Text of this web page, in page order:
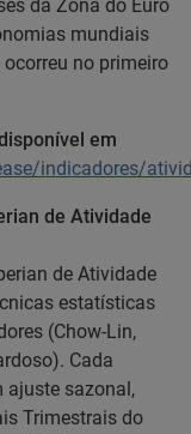
da Zona do Euro
mundiais
ocorreu no primeiro
em
indicadores/
de Atividade
de Atividade
estatísticas
(Chow-Lin,
Cada
ajuste sazonal,
Trimestrais do